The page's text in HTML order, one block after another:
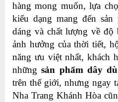
hàng mong muốn, lựa
kiểu dạng mang đến
dáng và chất lượng về
ảnh hưởng của thời tiết,
năng ưu việt nhất, khách
nhữngsản phẩm dây dù
trên thế giới, nhưng ngay
Nha Trang Khánh Hòa